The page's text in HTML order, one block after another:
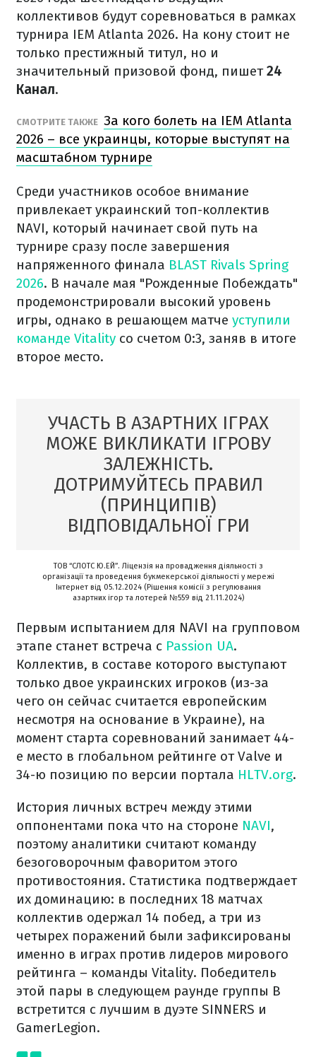
коллективов будут соревноваться в рамках
турнира IEM Atlanta 2026. На кону стоит не
только престижный титул, но и
значительный призовой фонд, пишет24
Канал.
СМОТРИТЕ ТАКЖЕ За кого болеть на IEM Atlanta
2026 – все украинцы, которые выступят на
масштабном турнире
Среди участников особое внимание
привлекает украинский топ-коллектив
NAVI, который начинает свой путь на
турнире сразу после завершения
напряженного финала BLAST Rivals Spring
2026. В начале мая "Рожденные Побеждать"
продемонстрировали высокий уровень
игры, однако в решающем матче уступили
команде Vitality со счетом 0:3, заняв в итоге
второе место.
УЧАСТЬ В АЗАРТНИХ ІГРАХ
МОЖЕ ВИКЛИКАТИ ІГРОВУ
ЗАЛЕЖНІСТЬ.
ДОТРИМУЙТЕСЬ ПРАВИЛ
(ПРИНЦИПІВ)
ВІДПОВІДАЛЬНОЇ ГРИ
ТОВ “СЛОТС Ю.ЕЙ”. Ліцензія на провадження діяльності з
організації та проведення букмекерської діяльності у мережі
Інтернет від 05.12.2024 (Рішення комісії з регулювання
азартних ігор та лотерей №559 від 21.11.2024)
Первым испытанием для NAVI на групповом
этапе станет встреча с Passion UA.
Коллектив, в составе которого выступают
только двое украинских игроков (из-за
чего он сейчас считается европейским
несмотря на основание в Украине), на
момент старта соревнований занимает 44-
е место в глобальном рейтинге от Valve и
34-ю позицию по версии портала HLTV.org.
История личных встреч между этими
оппонентами пока что на стороне NAVI,
поэтому аналитики считают команду
безоговорочным фаворитом этого
противостояния. Статистика подтверждает
их доминацию: в последних 18 матчах
коллектив одержал 14 побед, а три из
четырех поражений были зафиксированы
именно в играх против лидеров мирового
рейтинга – команды Vitality. Победитель
этой пары в следующем раунде группы B
встретится с лучшим в дуэте SINNERS и
GamerLegion.